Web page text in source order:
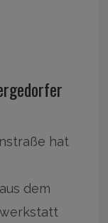
hat
dem